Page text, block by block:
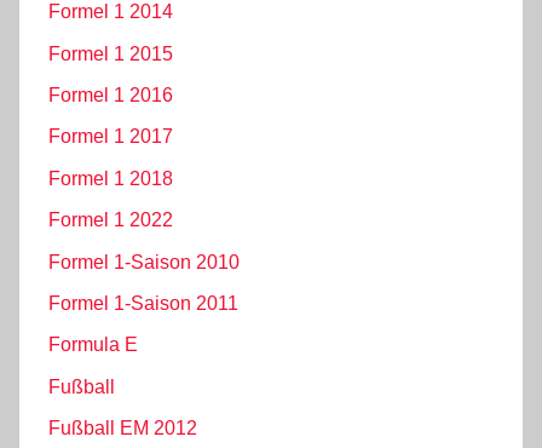
Formel 1 2014
Formel 1 2015
Formel 1 2016
Formel 1 2017
Formel 1 2018
Formel 1 2022
Formel 1-Saison 2010
Formel 1-Saison 2011
Formula E
Fußball
Fußball EM 2012